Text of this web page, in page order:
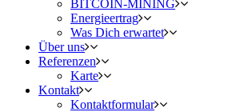
BITCOIN-MINING
Energieertrag
Was Dich erwartet
Über uns
Referenzen
Karte
Kontakt
Kontaktformular